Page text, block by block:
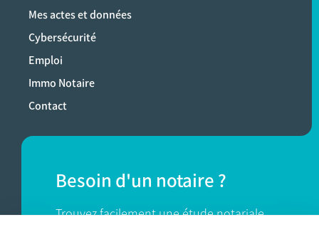
Mes actes et données
Cybersécurité
Emploi
Immo Notaire
Contact
Besoin d'un notaire ?
Trouvez facilement une étude notariale